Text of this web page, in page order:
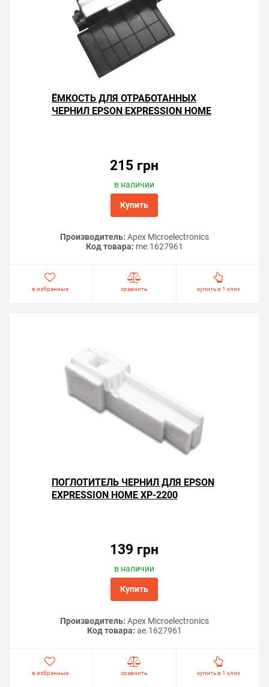
ЁМКОСТЬ ДЛЯ ОТРАБОТАННЫХ
ЧЕРНИЛ EPSON EXPRESSION HOME
215 грн
в наличии
Купить
Производитель: Apex Microelectronics
Код товара: me.1627961
в избранные сравнить купить в 1 клик
ПОГЛОТИТЕЛЬ ЧЕРНИЛ ДЛЯ EPSON
EXPRESSION HOME XP-2200
139 грн
в наличии
Купить
Производитель: Apex Microelectronics
Код товара: ae.1627961
в избранные сравнить купить в 1 клик